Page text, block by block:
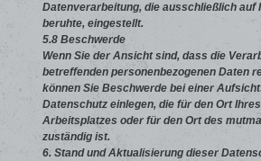
Datenverarbeitung, die ausschließlich auf
beruhte, eingestellt.
5.8 Beschwerde
Wenn Sie der Ansicht sind, dass die
betreffenden personenbezogenen Daten
können Sie Beschwerde bei einer
Datenschutz einlegen, die für den Ort
Arbeitsplatzes oder für den Ort des
zuständig ist.
6. Stand und Aktualisierung dieser